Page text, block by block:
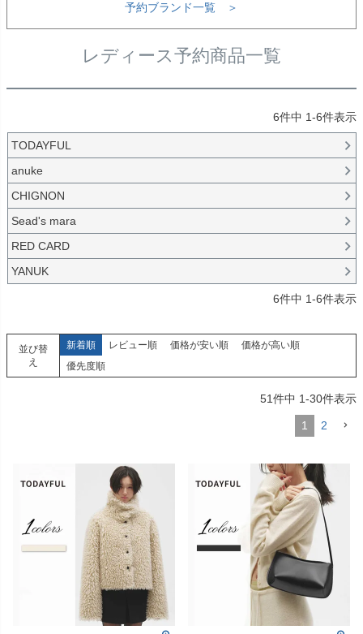
予約ブランド一覧 ＞
レディース予約商品一覧
6件中 1-6件表示
TODAYFUL
anuke
CHIGNON
Sead's mara
RED CARD
YANUK
6件中 1-6件表示
並び替
え
新着順 レビュー順 価格が安い順
価格が高い順
優先度順
51件中 1-30件表示
1 2